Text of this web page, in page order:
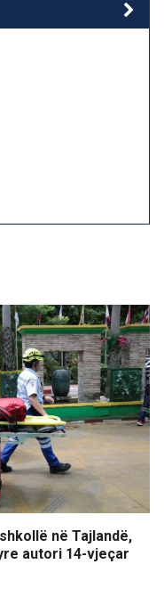
në Tajlandë,
autori 14-vjeçar